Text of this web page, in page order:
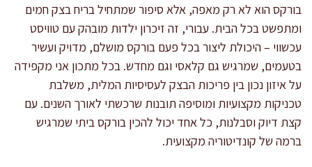
בורקס הוא לא רק מאפה, אלא סיפור שמתחיל בריח בצק חמים
ומתפשט בכל הבית. עבורי, זה זיכרון ילדות מובהק עם טוויסט
עכשווי – היכולת ליצור בכל פעם בורקס מושלם, מדויק ועשיר
בטעמים, שמרגיש גם קלאסי וגם מחדש. בכל מתכון אני מקפידה
על איזון נכון בין פריכות הבצק לעסיסיות המלית, משלבת
טכניקות מקצועיות ומוסיפה תובנות שרכשתי לאורך השנים. עם
קצת דיוק וסבלנות, כל אחד יכול להכין בורקס ביתי שמרגיש
ברמה של קונדיטוריה מקצועית.